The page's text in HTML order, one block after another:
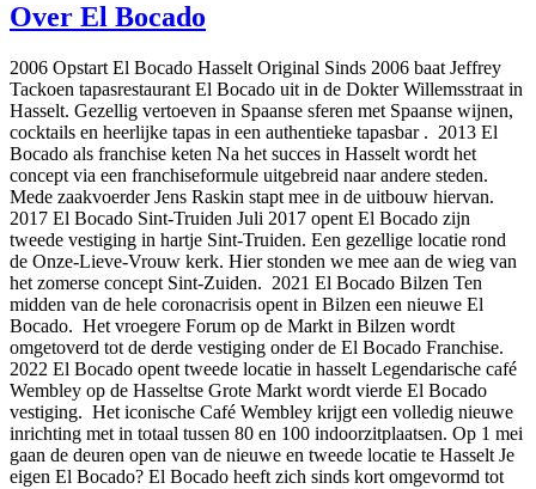
Over El Bocado
2006 Opstart El Bocado Hasselt Original Sinds 2006 baat Jeffrey
Tackoen tapasrestaurant El Bocado uit in de Dokter Willemsstraat in
Hasselt. Gezellig vertoeven in Spaanse sferen met Spaanse wijnen,
cocktails en heerlijke tapas in een authentieke tapasbar . 2013 El
Bocado als franchise keten Na het succes in Hasselt wordt het
concept via een franchiseformule uitgebreid naar andere steden.
Mede zaakvoerder Jens Raskin stapt mee in de uitbouw hiervan.
2017 El Bocado Sint-Truiden Juli 2017 opent El Bocado zijn
tweede vestiging in hartje Sint-Truiden. Een gezellige locatie rond
de Onze-Lieve-Vrouw kerk. Hier stonden we mee aan de wieg van
het zomerse concept Sint-Zuiden. 2021 El Bocado Bilzen Ten
midden van de hele coronacrisis opent in Bilzen een nieuwe El
Bocado. Het vroegere Forum op de Markt in Bilzen wordt
omgetoverd tot de derde vestiging onder de El Bocado Franchise.
2022 El Bocado opent tweede locatie in hasselt Legendarische café
Wembley op de Hasseltse Grote Markt wordt vierde El Bocado
vestiging. Het iconische Café Wembley krijgt een volledig nieuwe
inrichting met in totaal tussen 80 en 100 indoorzitplaatsen. Op 1 mei
gaan de deuren open van de nieuwe en tweede locatie te Hasselt Je
eigen El Bocado? El Bocado heeft zich sinds kort omgevormd tot